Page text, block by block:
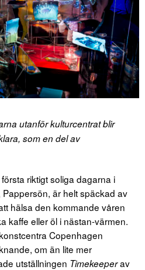
utanför kulturcentrat blir
som en del av
riktigt soliga dagarna i
är helt späckad av
hälsa den kommande våren
kaffe eller öl i nästan-värmen.
Copenhagen
om än lite mer
utställningen Timekeeperav